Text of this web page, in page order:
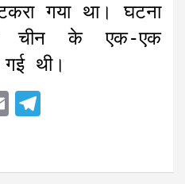
गया था। घटना
चीन के एक-एक
गई थी।
E